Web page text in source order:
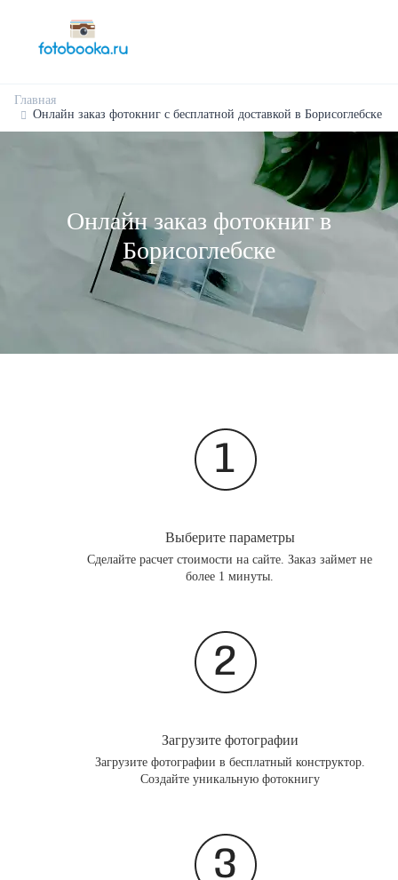
Главная
Онлайн заказ фотокниг с бесплатной доставкой в Борисоглебске
Онлайн заказ фотокниг в
Борисоглебске
Выберите параметры
Сделайте расчет стоимости на сайте. Заказ займет не
более 1 минуты.
Загрузите фотографии
Загрузите фотографии в бесплатный конструктор.
Создайте уникальную фотокнигу